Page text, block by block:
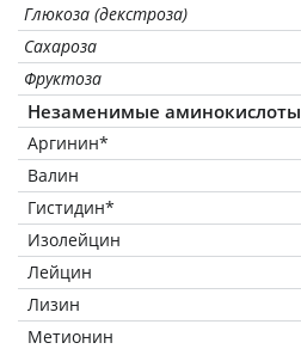
Глюкоза (декстроза)
Сахароза
Фруктоза
Незаменимые аминокислоты
Аргинин*
Валин
Гистидин*
Изолейцин
Лейцин
Лизин
Метионин